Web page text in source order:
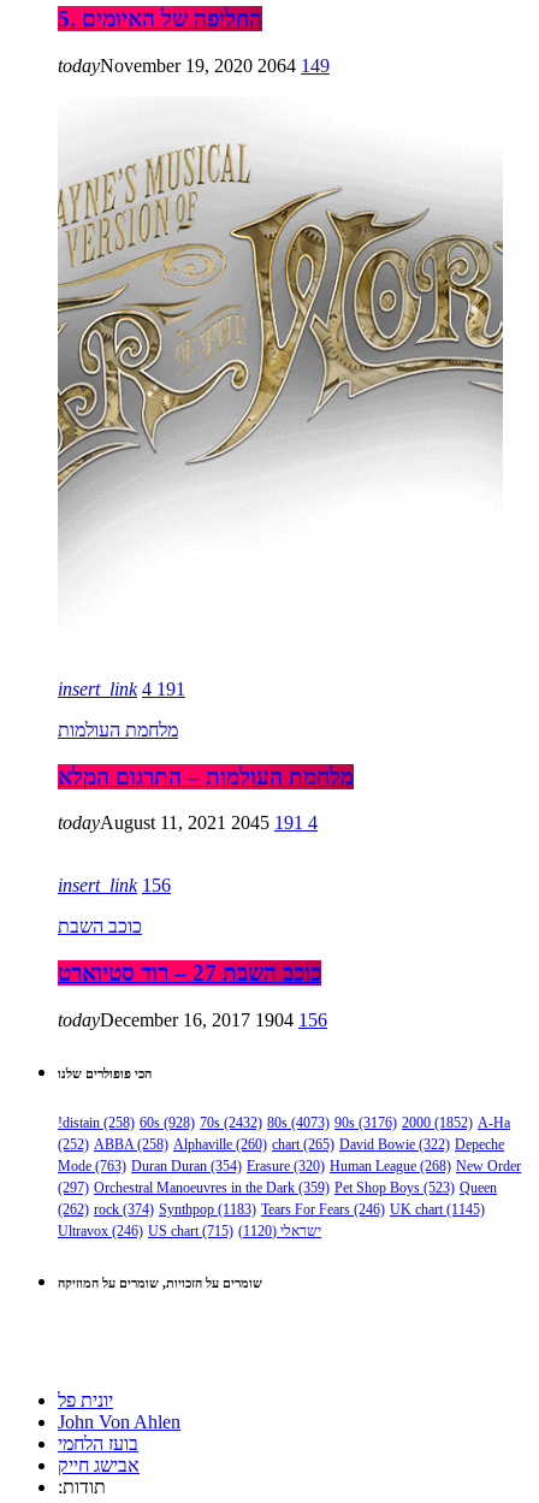
5. החליפה של האיומים
todayNovember 19, 2020 2064 149
insert_link 4 191
מלחמת העולמות
מלחמת העולמות – התרגום המלא
todayAugust 11, 2021 2045 191 4
insert_link 156
כוכב השבת
כוכב השבת 27 – רוד סטיוארט
todayDecember 16, 2017 1904 156
הכי פופולרים שלנו
!distain (258) 60s (928) 70s (2432) 80s (4073) 90s (3176) 2000 (1852) A-Ha
(252) ABBA (258) Alphaville (260) chart (265) David Bowie (322) Depeche
Mode (763) Duran Duran (354) Erasure (320) Human League (268) New Order
(297) Orchestral Manoeuvres in the Dark (359) Pet Shop Boys (523) Queen
(262) rock (374) Synthpop (1183) Tears For Fears (246) UK chart (1145)
Ultravox (246) US chart (715) ישראלי (1120)
שומרים על הזכויות, שומרים על המוזיקה
יונית פל
John Von Ahlen
בועז הלחמי
אבישג חייק
:תודות